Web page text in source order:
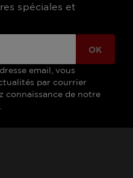
spéciales et
email, vous
par courrier
connaissance de notre